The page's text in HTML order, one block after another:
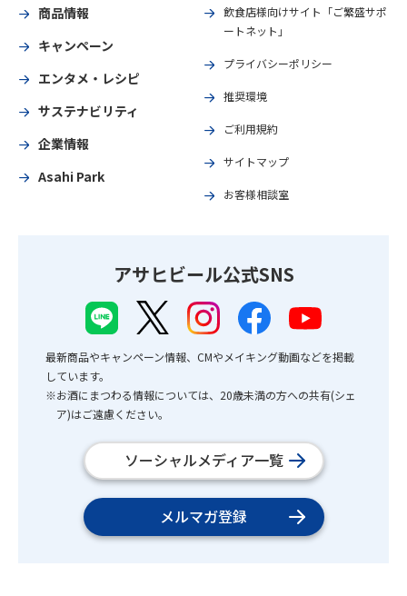
商品情報
キャンペーン
エンタメ・レシピ
サステナビリティ
企業情報
Asahi Park
飲食店様向けサイト「ご繁盛サポ
ートネット」
プライバシーポリシー
推奨環境
ご利用規約
サイトマップ
お客様相談室
アサヒビール公式SNS
最新商品やキャンペーン情報、CMやメイキング動画などを掲載
しています。
※お酒にまつわる情報については、20歳未満の方への共有(シェ
ア)はご遠慮ください。
ソーシャルメディア一覧
メルマガ登録